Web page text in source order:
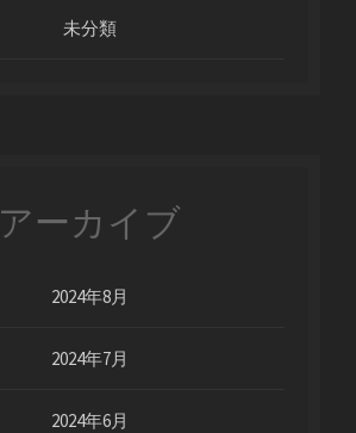
未分類
アーカイブ
2024年8月
2024年7月
2024年6月